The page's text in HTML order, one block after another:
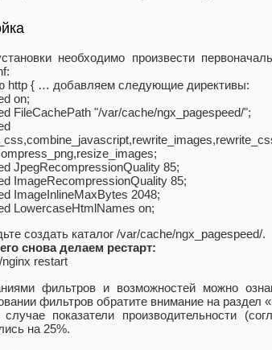
необходимо произвести
http { … добавляем следующие директивы:
on;
FileCachePath "/var/cache/ngx_pagespeed/";
JpegRecompressionQuality 85;
ImageRecompressionQuality 85;
ImageInlineMaxBytes 2048;
LowercaseHtmlNames on;
создать каталог /var/cache/ngx_pagespeed/.
снова делаем рестарт:
restart
фильтров и возможностей можно
фильтров обратите внимание на раздел
показатели производительности
на 25%.